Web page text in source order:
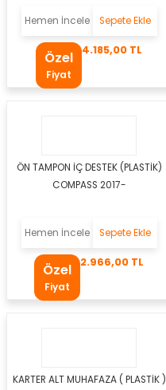
Hemen İncele Sepete Ekle
Özel
Fiyat
4.185,00 TL
ÖN TAMPON İÇ DESTEK (PLASTİK)
COMPASS 2017-
Hemen İncele Sepete Ekle
Özel
Fiyat
2.966,00 TL
KARTER ALT MUHAFAZA ( PLASTİK )